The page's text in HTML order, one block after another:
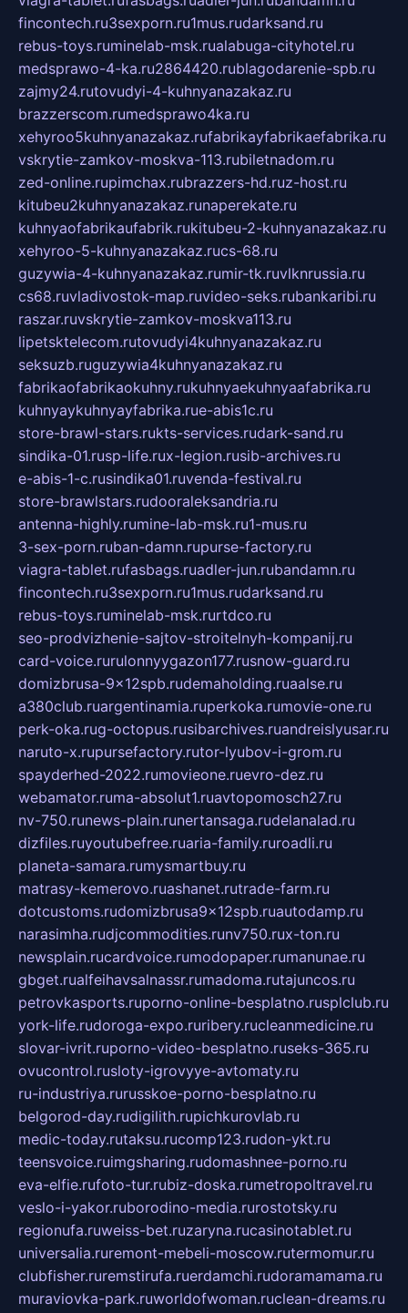
fincontech.ru3sexporn.ru1mus.rudarksand.ru
rebus-toys.ruminelab-msk.rualabuga-cityhotel.ru
medsprawo-4-ka.ru2864420.rublagodarenie-spb.ru
zajmy24.rutovudyi-4-kuhnyanazakaz.ru
brazzerscom.rumedsprawo4ka.ru
xehyroo5kuhnyanazakaz.rufabrikayfabrikaefabrika.ru
vskrytie-zamkov-moskva-113.rubiletnadom.ru
zed-online.rupimchax.rubrazzers-hd.ruz-host.ru
kitubeu2kuhnyanazakaz.runaperekate.ru
kuhnyaofabrikaufabrik.rukitubeu-2-kuhnyanazakaz.ru
xehyroo-5-kuhnyanazakaz.rucs-68.ru
guzywia-4-kuhnyanazakaz.rumir-tk.ruvlknrussia.ru
cs68.ruvladivostok-map.ruvideo-seks.rubankaribi.ru
raszar.ruvskrytie-zamkov-moskva113.ru
lipetsktelecom.rutovudyi4kuhnyanazakaz.ru
seksuzb.ruguzywia4kuhnyanazakaz.ru
fabrikaofabrikaokuhny.rukuhnyaekuhnyaafabrika.ru
kuhnyaykuhnyayfabrika.rue-abis1c.ru
store-brawl-stars.rukts-services.rudark-sand.ru
sindika-01.rusp-life.rux-legion.rusib-archives.ru
e-abis-1-c.rusindika01.ruvenda-festival.ru
store-brawlstars.rudooraleksandria.ru
antenna-highly.rumine-lab-msk.ru1-mus.ru
3-sex-porn.ruban-damn.rupurse-factory.ru
viagra-tablet.rufasbags.ruadler-jun.rubandamn.ru
fincontech.ru3sexporn.ru1mus.rudarksand.ru
rebus-toys.ruminelab-msk.rurtdco.ru
seo-prodvizhenie-sajtov-stroitelnyh-kompanij.ru
card-voice.rurulonnyygazon177.rusnow-guard.ru
domizbrusa-9x12spb.rudemaholding.ruaalse.ru
a380club.ruargentinamia.ruperkoka.rumovie-one.ru
perk-oka.rug-octopus.rusibarchives.ruandreislyusar.ru
naruto-x.rupursefactory.rutor-lyubov-i-grom.ru
spayderhed-2022.rumovieone.ruevro-dez.ru
webamator.ruma-absolut1.ruavtopomosch27.ru
nv-750.runews-plain.runertansaga.rudelanalad.ru
dizfiles.ruyoutubefree.ruaria-family.ruroadli.ru
planeta-samara.rumysmartbuy.ru
matrasy-kemerovo.ruashanet.rutrade-farm.ru
dotcustoms.rudomizbrusa9x12spb.ruautodamp.ru
narasimha.rudjcommodities.runv750.rux-ton.ru
newsplain.rucardvoice.rumodopaper.rumanunae.ru
gbget.rualfeihavsalnassr.rumadoma.rutajuncos.ru
petrovkasports.ruporno-online-besplatno.rusplclub.ru
york-life.rudoroga-expo.ruribery.rucleanmedicine.ru
slovar-ivrit.ruporno-video-besplatno.ruseks-365.ru
ovucontrol.rusloty-igrovyye-avtomaty.ru
ru-industriya.rurusskoe-porno-besplatno.ru
belgorod-day.rudigilith.rupichkurovlab.ru
medic-today.rutaksu.rucomp123.rudon-ykt.ru
teensvoice.ruimgsharing.rudomashnee-porno.ru
eva-elfie.rufoto-tur.rubiz-doska.rumetropoltravel.ru
veslo-i-yakor.ruborodino-media.rurostotsky.ru
regionufa.ruweiss-bet.ruzaryna.rucasinotablet.ru
universalia.ruremont-mebeli-moscow.rutermomur.ru
clubfisher.ruremstirufa.ruerdamchi.rudoramamama.ru
muraviovka-park.ruworldofwoman.ruclean-dreams.ru